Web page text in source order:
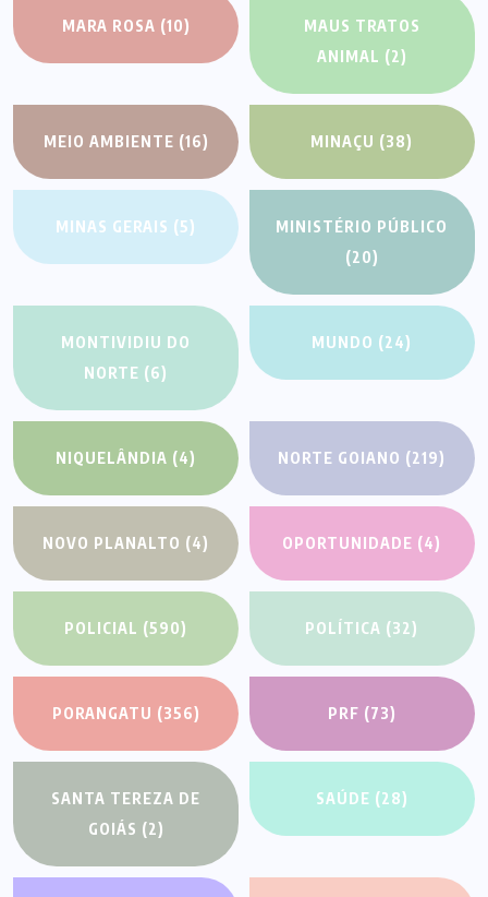
MARA ROSA (10)
MAUS TRATOS
ANIMAL (2)
MEIO AMBIENTE (16) MINAÇU (38)
MINAS GERAIS (5)
MINISTÉRIO PÚBLICO
(20)
MONTIVIDIU DO
NORTE (6)
MUNDO (24)
NIQUELÂNDIA (4) NORTE GOIANO (219)
NOVO PLANALTO (4) OPORTUNIDADE (4)
POLICIAL (590) POLÍTICA (32)
PORANGATU (356) PRF (73)
SANTA TEREZA DE
GOIÁS (2)
SAÚDE (28)